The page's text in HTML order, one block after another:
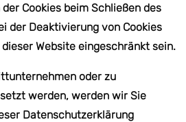
Cookies beim Schließen des
der Deaktivierung von Cookies
Website eingeschränkt sein.
oder zu
werden, werden wir Sie
Datenschutzerklärung